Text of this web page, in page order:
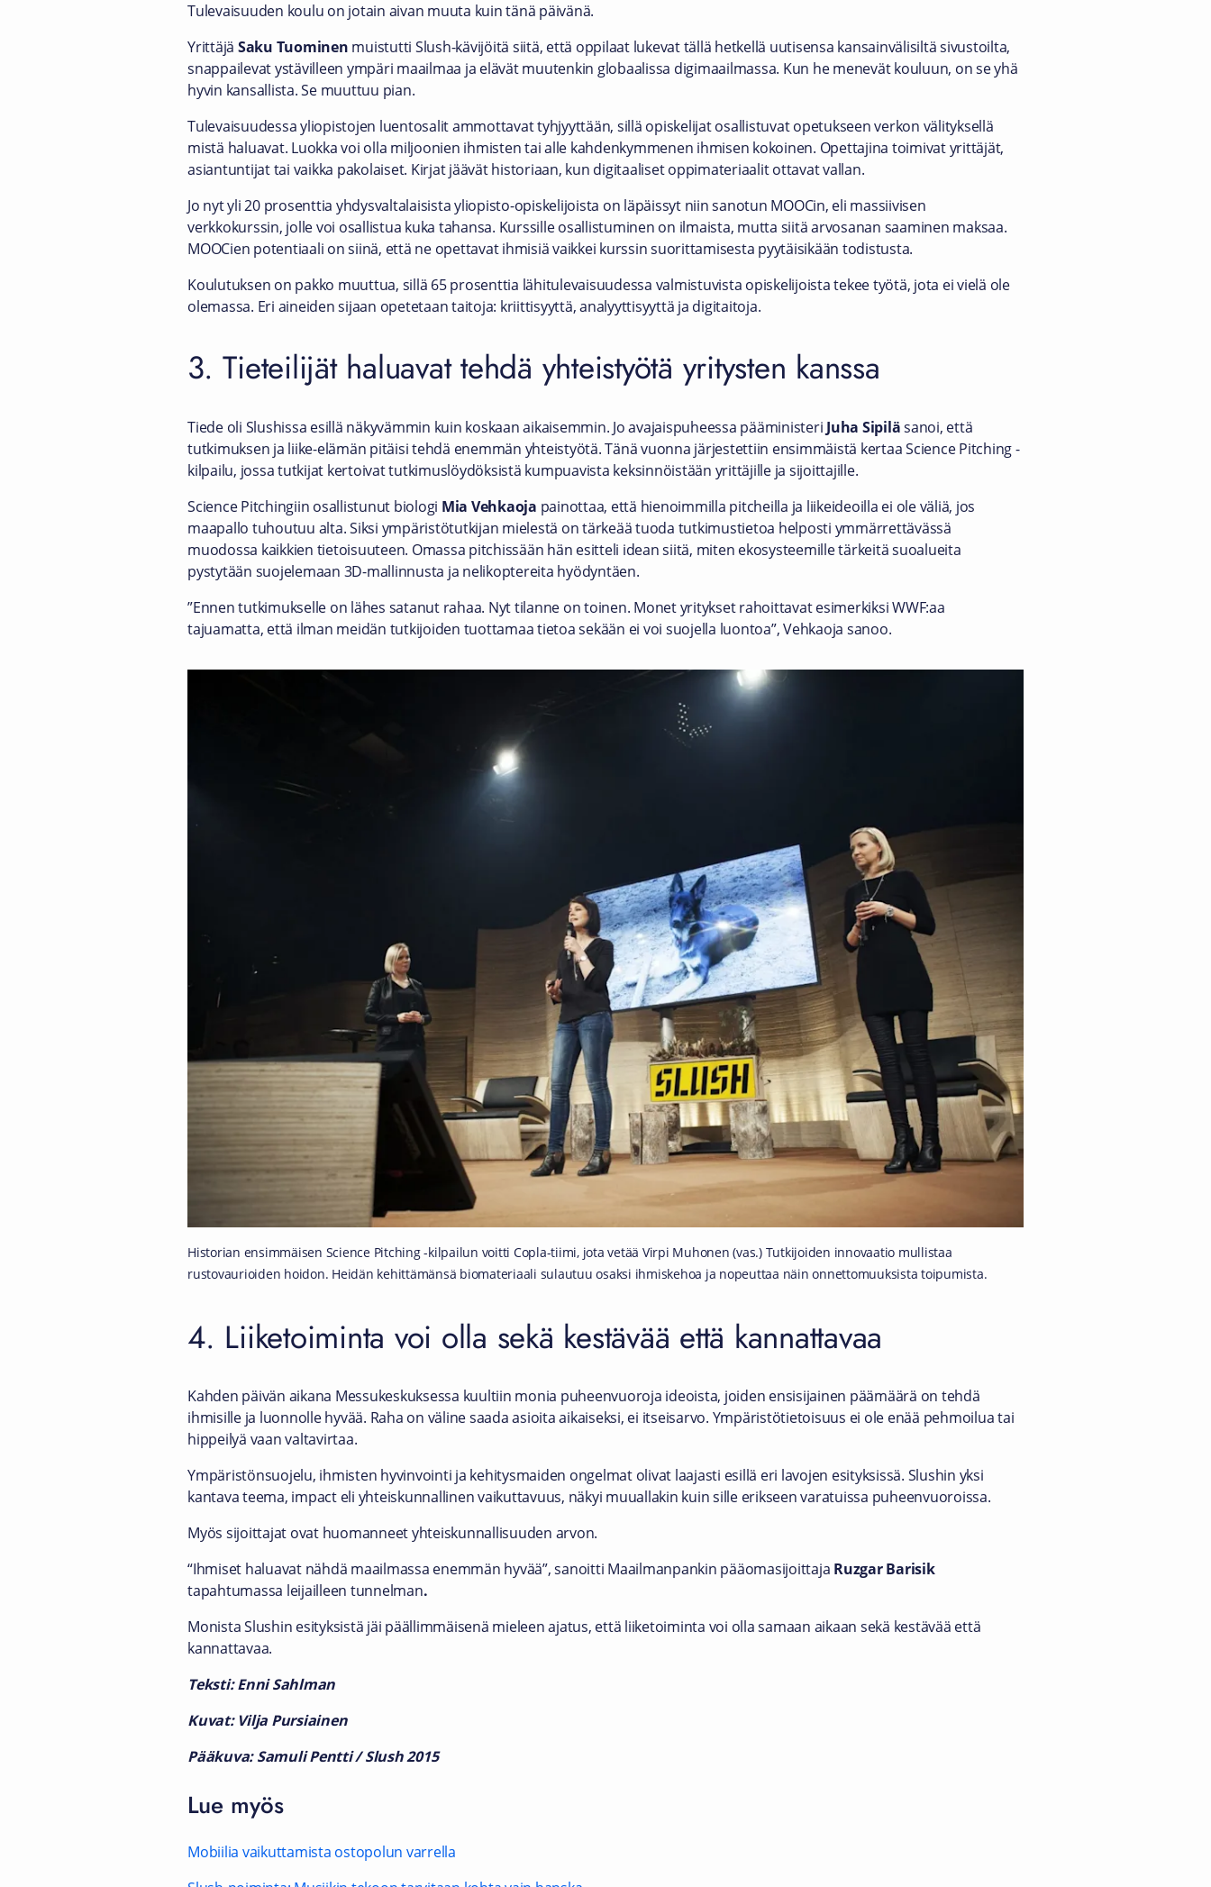
Tulevaisuuden koulu on jotain aivan muuta kuin tänä päivänä.
Yrittäjä Saku Tuominen muistutti Slush-kävijöitä siitä, että oppilaat lukevat tällä hetkellä uutisensa kansainvälisiltä sivustoilta,
snappailevat ystävilleen ympäri maailmaa ja elävät muutenkin globaalissa digimaailmassa. Kun he menevät kouluun, on se yhä
hyvin kansallista. Se muuttuu pian.
Tulevaisuudessa yliopistojen luentosalit ammottavat tyhjyyttään, sillä opiskelijat osallistuvat opetukseen verkon välityksellä
mistä haluavat. Luokka voi olla miljoonien ihmisten tai alle kahdenkymmenen ihmisen kokoinen. Opettajina toimivat yrittäjät,
asiantuntijat tai vaikka pakolaiset. Kirjat jäävät historiaan, kun digitaaliset oppimateriaalit ottavat vallan.
Jo nyt yli 20 prosenttia yhdysvaltalaisista yliopisto-opiskelijoista on läpäissyt niin sanotun MOOCin, eli massiivisen
verkkokurssin, jolle voi osallistua kuka tahansa. Kurssille osallistuminen on ilmaista, mutta siitä arvosanan saaminen maksaa.
MOOCien potentiaali on siinä, että ne opettavat ihmisiä vaikkei kurssin suorittamisesta pyytäisikään todistusta.
Koulutuksen on pakko muuttua, sillä 65 prosenttia lähitulevaisuudessa valmistuvista opiskelijoista tekee työtä, jota ei vielä ole
olemassa. Eri aineiden sijaan opetetaan taitoja: kriittisyyttä, analyyttisyyttä ja digitaitoja.
3. Tieteilijät haluavat tehdä yhteistyötä yritysten kanssa
Tiede oli Slushissa esillä näkyvämmin kuin koskaan aikaisemmin. Jo avajaispuheessa pääministeri Juha Sipiläsanoi, että
tutkimuksen ja liike-elämän pitäisi tehdä enemmän yhteistyötä. Tänä vuonna järjestettiin ensimmäistä kertaa Science Pitching -
kilpailu, jossa tutkijat kertoivat tutkimuslöydöksistä kumpuavista keksinnöistään yrittäjille ja sijoittajille.
Science Pitchingiin osallistunut biologi Mia Vehkaoja painottaa, että hienoimmilla pitcheilla ja liikeideoilla ei ole väliä, jos
maapallo tuhoutuu alta. Siksi ympäristötutkijan mielestä on tärkeää tuoda tutkimustietoa helposti ymmärrettävässä
muodossa kaikkien tietoisuuteen. Omassa pitchissään hän esitteli idean siitä, miten ekosysteemille tärkeitä suoalueita
pystytään suojelemaan 3D-mallinnusta ja nelikoptereita hyödyntäen.
”Ennen tutkimukselle on lähes satanut rahaa. Nyt tilanne on toinen. Monet yritykset rahoittavat esimerkiksi WWF:aa
tajuamatta, että ilman meidän tutkijoiden tuottamaa tietoa sekään ei voi suojella luontoa”, Vehkaoja sanoo.
Historian ensimmäisen Science Pitching -kilpailun voitti Copla-tiimi, jota vetää Virpi Muhonen (vas.) Tutkijoiden innovaatio mullistaa
rustovaurioiden hoidon. Heidän kehittämänsä biomateriaali sulautuu osaksi ihmiskehoa ja nopeuttaa näin onnettomuuksista toipumista.
4. Liiketoiminta voi olla sekä kestävää että kannattavaa
Kahden päivän aikana Messukeskuksessa kuultiin monia puheenvuoroja ideoista, joiden ensisijainen päämäärä on tehdä
ihmisille ja luonnolle hyvää. Raha on väline saada asioita aikaiseksi, ei itseisarvo. Ympäristötietoisuus ei ole enää pehmoilua tai
hippeilyä vaan valtavirtaa.
Ympäristönsuojelu, ihmisten hyvinvointi ja kehitysmaiden ongelmat olivat laajasti esillä eri lavojen esityksissä. Slushin yksi
kantava teema, impact eli yhteiskunnallinen vaikuttavuus, näkyi muuallakin kuin sille erikseen varatuissa puheenvuoroissa.
Myös sijoittajat ovat huomanneet yhteiskunnallisuuden arvon.
“Ihmiset haluavat nähdä maailmassa enemmän hyvää”, sanoitti Maailmanpankin pääomasijoittaja Ruzgar Barisik
tapahtumassa leijailleen tunnelman.
Monista Slushin esityksistä jäi päällimmäisenä mieleen ajatus, että liiketoiminta voi olla samaan aikaan sekä kestävää että
kannattavaa.
Teksti: Enni Sahlman
Kuvat: Vilja Pursiainen
Pääkuva: Samuli Pentti / Slush 2015
Lue myös
Mobiilia vaikuttamista ostopolun varrella